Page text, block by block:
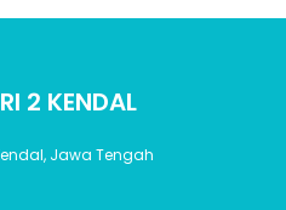
2 KENDAL
Jawa Tengah